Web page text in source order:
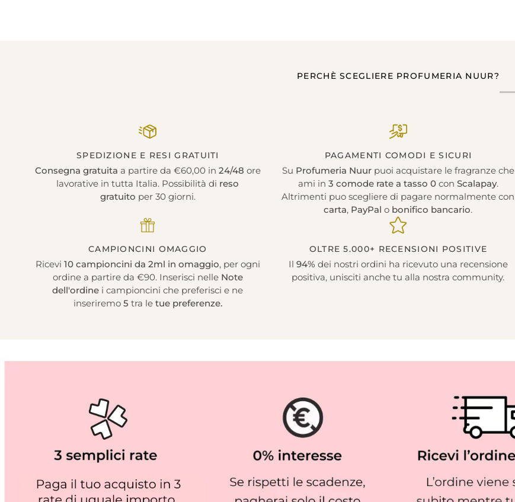
PERCHÈ SCEGLIERE PROFUMERIA NUUR?
SPEDIZIONE E RESI GRATUITI
Consegna gratuita a partire da €60,00 in 24/48 ore
lavorative in tutta Italia. Possibilità di reso
gratuito per 30 giorni.
PAGAMENTI COMODI E SICURI
Su Profumeria Nuurpuoi acquistare le fragranze che
ami in 3 comode rate a tasso 0con Scalapay.
Altrimenti puo scegliere di pagare normalmente con
carta, PayPal o bonifico bancario.
CAMPIONCINI OMAGGIO
Ricevi 10 campioncini da 2ml in omaggio, per ogni
ordine a partire da €90. Inserisci nelle Note
dell'ordine i campioncini che preferisci e ne
inseriremo 5 tra le tue preferenze.
OLTRE 5.000+ RECENSIONI POSITIVE
Il 94% dei nostri ordini ha ricevuto una recensione
positiva, unisciti anche tu alla nostra community.